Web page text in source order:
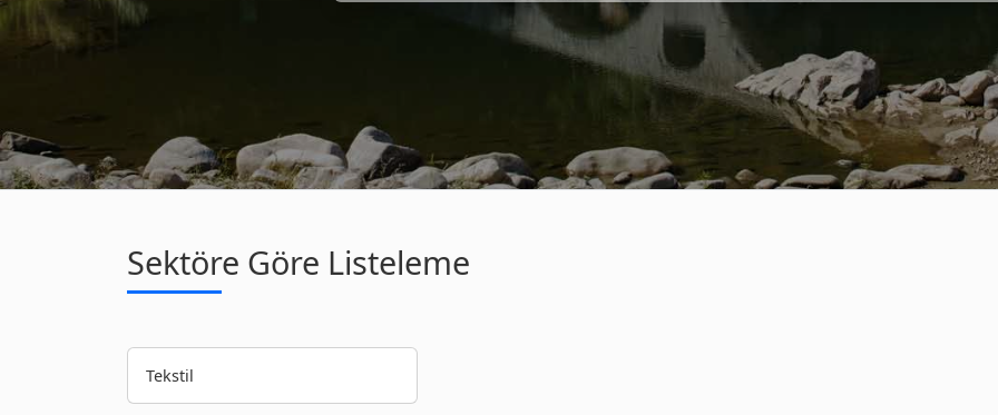
Sektöre Göre Listeleme
Tekstil